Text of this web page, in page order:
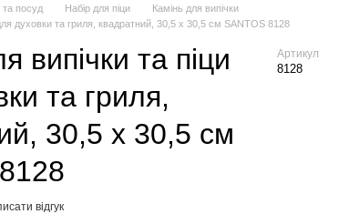
та посуд Набір для піци
Камінь для випічки
духовки та гриля, квадратний, 30,5 х 30,5 см SANTOS 8128
випічки та піци
та гриля,
30,5 х 30,5 см
Артикул
8128
відгук